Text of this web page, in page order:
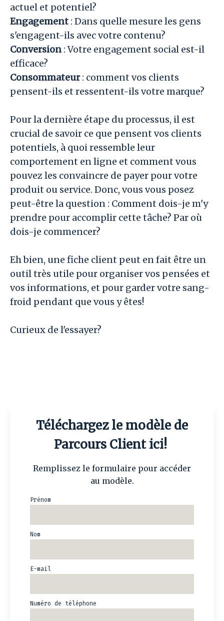
actuel et potentiel?
Engagement : Dans quelle mesure les gens
s'engagent-ils avec votre contenu?
Conversion : Votre engagement social est-il
efficace?
Consommateur: comment vos clients
pensent-ils et ressentent-ils votre marque?
Pour la dernière étape du processus, il est
crucial de savoir ce que pensent vos clients
potentiels, à quoi ressemble leur
comportement en ligne et comment vous
pouvez les convaincre de payer pour votre
produit ou service. Donc, vous vous posez
peut-être la question : Comment dois-je m'y
prendre pour accomplir cette tâche? Par où
dois-je commencer?
Eh bien, une fiche client peut en fait être un
outil très utile pour organiser vos pensées et
vos informations, et pour garder votre sang-
froid pendant que vous y êtes!
Curieux de l'essayer?
Téléchargez le modèle de
Parcours Client ici!
Remplissez le formulaire pour accéder
au modèle.
Prénom
Nom
E-mail
Numéro de téléphone